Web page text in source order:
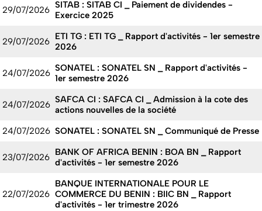
29/07/2026 SITAB : SITAB CI _ Paiement de dividendes -
Exercice 2025
29/07/2026 ETI TG : ETI TG _ Rapport d'activités - 1er semestre
2026
24/07/2026 SONATEL : SONATEL SN _ Rapport d'activités -
1er semestre 2026
24/07/2026 SAFCA CI : SAFCA CI _ Admission à la cote des
actions nouvelles de la société
24/07/2026 SONATEL : SONATEL SN _ Communiqué de Presse
23/07/2026 BANK OF AFRICA BENIN : BOA BN _ Rapport
d'activités - 1er semestre 2026
22/07/2026
BANQUE INTERNATIONALE POUR LE
COMMERCE DU BENIN : BIIC BN _ Rapport
d'activités - 1er trimestre 2026